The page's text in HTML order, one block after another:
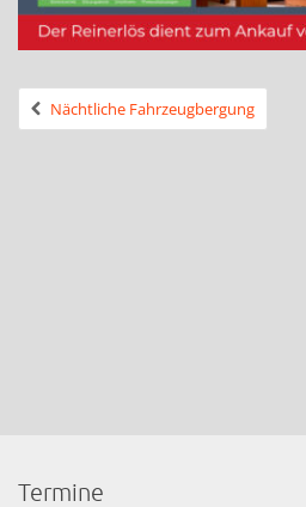
Nächtliche Fahrzeugbergung
Termine